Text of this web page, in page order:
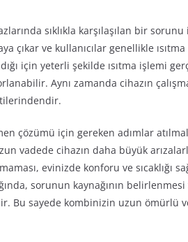
sıklıkla karşılaşılan bir
çıkar ve kullanıcılar genellikle
için yeterli şekilde ısıtma işlemi
Aynı zamanda cihazın
çözümü için gereken adımlar
vadede cihazın daha büyük
evinizde konforu ve sıcaklığı
sorunun kaynağının
Bu sayede kombinizin uzun ömürlü ve